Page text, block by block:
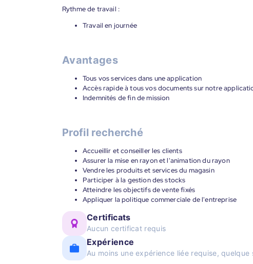
Rythme de travail :
Travail en journée
Avantages
Tous vos services dans une application
Accès rapide à tous vos documents sur notre
Indemnités de fin de mission
Profil recherché
Accueillir et conseiller les clients
Assurer la mise en rayon et l'animation du rayon
Vendre les produits et services du magasin
Participer à la gestion des stocks
Atteindre les objectifs de vente fixés
Appliquer la politique commerciale de l'entreprise
Certificats
Aucun certificat requis
Expérience
Au moins une expérience liée requise, quelque